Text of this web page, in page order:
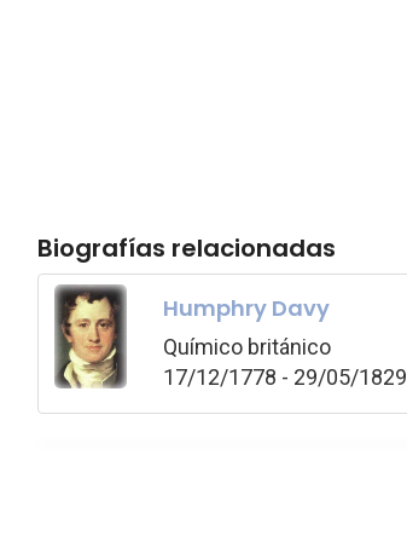
Biografías relacionadas
Humphry Davy
Químico británico
17/12/1778 - 29/05/1829